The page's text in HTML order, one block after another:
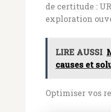
de certitude :
exploration
LIRE AUSSI
causes et
Optimiser vos